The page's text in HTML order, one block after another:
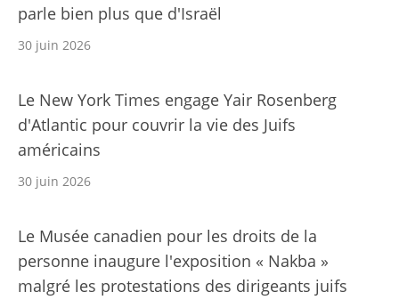
parle bien plus que d'Israël
30 juin 2026
Le New York Times engage Yair Rosenberg
d'Atlantic pour couvrir la vie des Juifs
américains
30 juin 2026
Le Musée canadien pour les droits de la
personne inaugure l'exposition « Nakba »
malgré les protestations des dirigeants juifs